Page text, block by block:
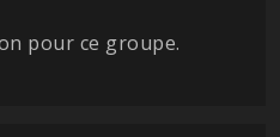
pour ce groupe.